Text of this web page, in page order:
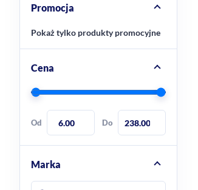
Promocja
Pokaż tylko produkty promocyjne
Cena
Od Do
Marka